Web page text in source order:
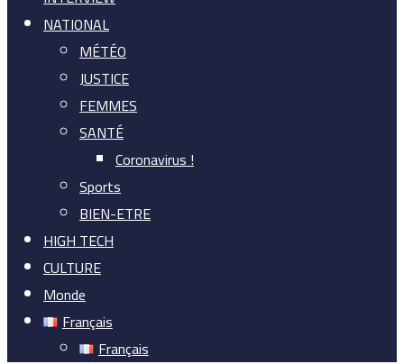
NATIONAL
MÉTÉO
JUSTICE
FEMMES
SANTÉ
Coronavirus !
Sports
BIEN-ETRE
HIGH TECH
CULTURE
Monde
Français
Français